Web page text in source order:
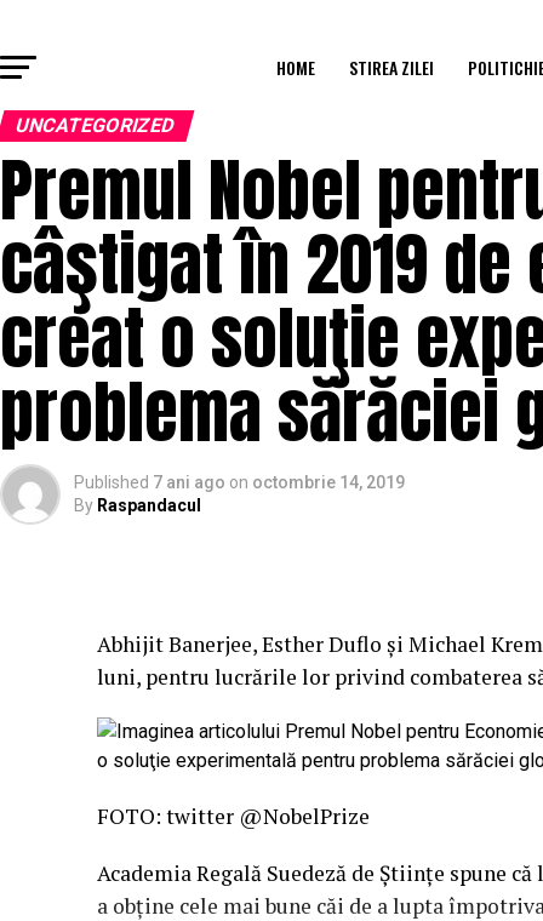
HOME STIREA ZILEI
UNCATEGORIZED
Premul Nobel
câştigat în 2019
creat o soluţie
problema sărăciei
Published 7 ani ago on octombrie 14, 2019
By Raspandacul
Abhijit Banerjee, Esther Duflo şi Michael
luni, pentru lucrările lor privind combaterea
FOTO: twitter @NobelPrize
Academia Regală Suedeză de Ştiinţe spune
a obţine cele mai bune căi de a lupta